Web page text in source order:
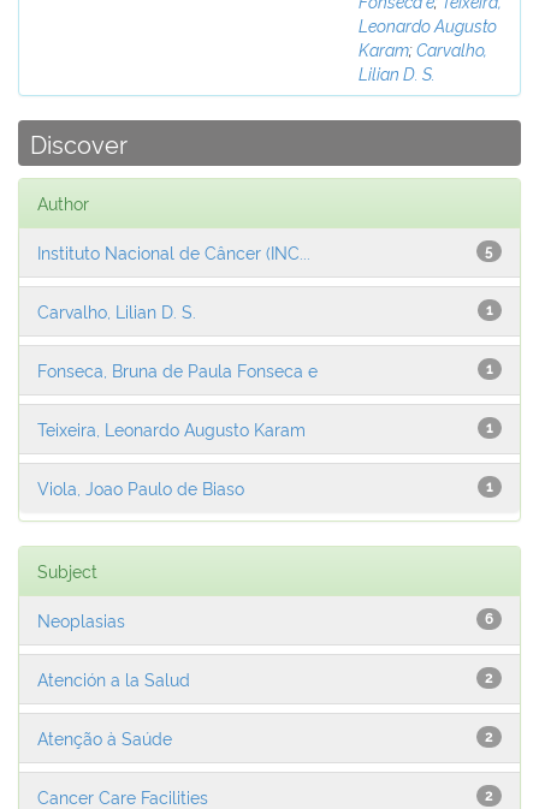
Leonardo Augusto
Karam;Carvalho,
Lilian D. S.
Discover
Author
5
Instituto Nacional de Câncer (INC...
1
Carvalho, Lilian D. S.
1
Fonseca, Bruna de Paula Fonseca e
1
Teixeira, Leonardo Augusto Karam
1
Viola, Joao Paulo de Biaso
Subject
6
Neoplasias
2
Atención a la Salud
2
Atenção à Saúde
2
Cancer Care Facilities